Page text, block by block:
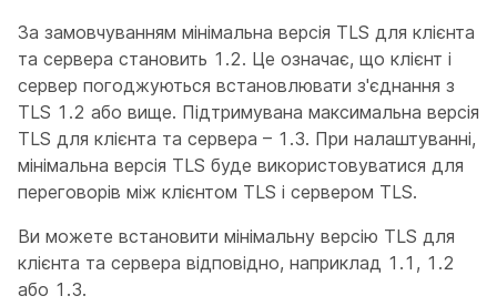
За замовчуванням мінімальна версія TLS для клієнта
та сервера становить 1.2. Це означає, що клієнт і
сервер погоджуються встановлювати з'єднання з
TLS 1.2 або вище. Підтримувана максимальна версія
TLS для клієнта та сервера – 1.3. При налаштуванні,
мінімальна версія TLS буде використовуватися для
переговорів між клієнтом TLS і сервером TLS.
Ви можете встановити мінімальну версію TLS для
клієнта та сервера відповідно, наприклад 1.1, 1.2
або 1.3.